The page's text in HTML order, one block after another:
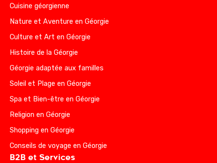
Cuisine géorgienne
Nature et Aventure en Géorgie
Culture et Art en Géorgie
Histoire de la Géorgie
Géorgie adaptée aux familles
Soleil et Plage en Géorgie
Spa et Bien-être en Géorgie
Religion en Géorgie
Shopping en Géorgie
Conseils de voyage en Géorgie
B2B et Services